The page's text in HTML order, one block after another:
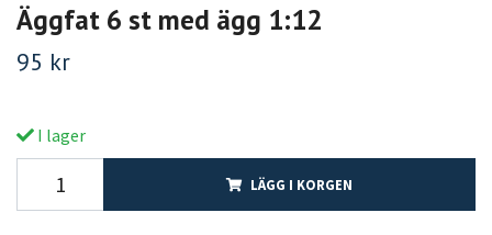
Äggfat 6 st med ägg 1:12
95 kr
I lager
LÄGG I KORGEN